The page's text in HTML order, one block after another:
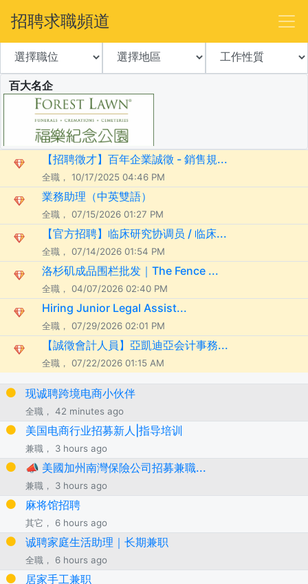
招聘求職頻道
百大名企
【招聘徵才】百年企業誠徵 - 銷售規...
全職， 10/17/2025 04:46 PM
業務助理（中英雙語）
全職， 07/15/2026 01:27 PM
【官方招聘】临床研究协调员 / 临床...
全職， 07/14/2026 01:54 PM
洛杉矶成品围栏批发｜The Fence ...
全職， 04/07/2026 02:40 PM
Hiring Junior Legal Assist...
全職， 07/29/2026 02:01 PM
【誠徵會計人員】亞凱迪亞会计事務...
全職， 07/22/2026 01:15 AM
现诚聘跨境电商小伙伴
全職， 42 minutes ago
美国电商行业招募新人|指导培训
兼職， 3 hours ago
📣 美國加州南灣保險公司招募兼職...
兼職， 3 hours ago
麻将馆招聘
其它， 6 hours ago
诚聘家庭生活助理｜长期兼职
全職， 6 hours ago
居家手工兼职